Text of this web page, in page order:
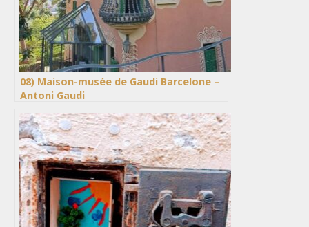
08) Maison-musée de Gaudi Barcelone –
Antoni Gaudi